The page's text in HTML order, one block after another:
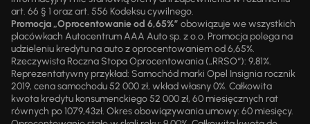
art. 66 § 1 oraz art. 556 Kodeksu cywilnego.
Promocja „Oprocentowanie od 6,65%” obowiązuje we wszystkich
placówkach Autocentrum AAA Auto sp. z o.o. Promocja polega na
udzieleniu kredytu na auto z oprocentowaniem od 6,65%.
Rzeczywista Roczna Stopa Oprocentowania („RRSO“): 9,81%.
Reprezentatywny przykład: Samochód marki Opel Insignia rocznik
2019, cena samochodu 52 000 zł, wkład własny 0%. Całkowita
kwota kredytu konsumenckiego 52 000 zł, 60 miesięcznych rat
równych po 1079,43zł. Okres obowiązywania umowy: 60 miesięcy.